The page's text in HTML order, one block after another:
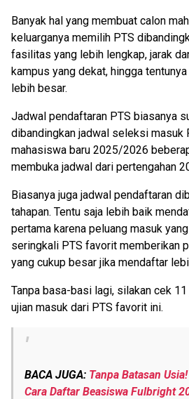
Banyak hal yang membuat calon
keluarganya memilih PTS
fasilitas yang lebih lengkap, jarak
kampus yang dekat, hingga
lebih besar.
Jadwal pendaftaran PTS biasanya
dibandingkan jadwal seleksi masuk
mahasiswa baru 2025/2026
membuka jadwal dari pertengahan
Biasanya juga jadwal pendaftaran
tahapan. Tentu saja lebih baik
pertama karena peluang masuk
seringkali PTS favorit memberikan
yang cukup besar jika mendaftar
Tanpa basa-basi lagi, silakan cek
ujian masuk dari PTS favorit ini.
BACA JUGA: Tanpa Batasan
Cara Daftar Beasiswa Fulbright